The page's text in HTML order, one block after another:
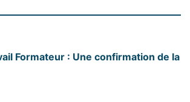
Formateur : Une confirmation de la